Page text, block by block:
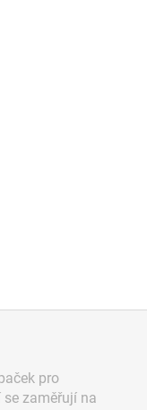
pro
se zaměřují na